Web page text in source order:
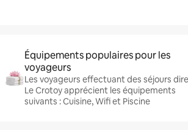
Équipements populaires pour les
voyageurs
Les voyageurs effectuant des séjours
Le Crotoy apprécient les équipements
suivants : Cuisine, Wifi et Piscine